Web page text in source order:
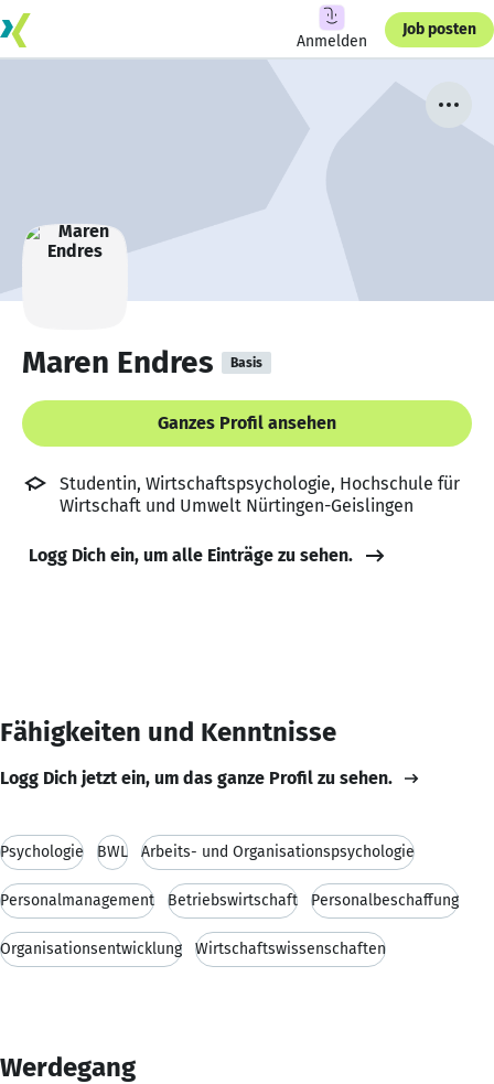
Anmelden
Job posten
Maren Endres Basis
Ganzes Profil ansehen
Studentin, Wirtschaftspsychologie, Hochschule für
Wirtschaft und Umwelt Nürtingen-Geislingen
Logg Dich ein, um alle Einträge zu sehen.
Fähigkeiten und Kenntnisse
Logg Dich jetzt ein, um das ganze Profil zu sehen.
Psychologie BWL Arbeits- und Organisationspsychologie
Personalmanagement Betriebswirtschaft Personalbeschaffung
Organisationsentwicklung Wirtschaftswissenschaften
Werdegang